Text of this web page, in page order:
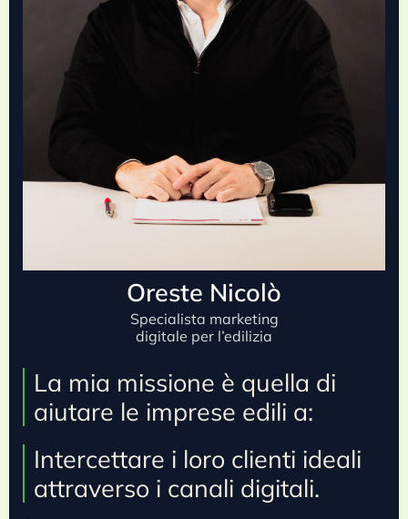
Oreste Nicolò
Specialista marketing
digitale per l’edilizia
La mia missione è quella di
aiutare le imprese edili a:
Intercettare i loro clienti ideali
attraverso i canali digitali.